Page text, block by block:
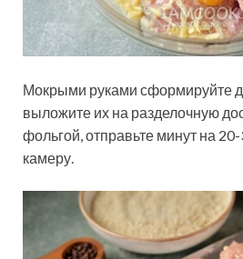
Мокрыми руками сформируйте
выложите их на разделочную
фольгой, отправьте минут на
камеру.